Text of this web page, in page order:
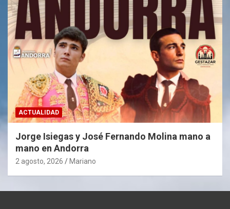
ACTUALIDAD
Jorge Isiegas y José Fernando Molina mano a
mano en Andorra
2 agosto, 2026 Mariano